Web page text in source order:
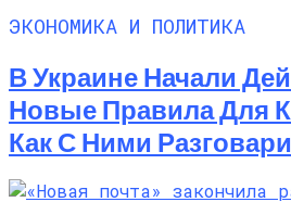
ЭКОНОМИКА И ПОЛИТИКА
В Украине Начали
Новые Правила Для
Как С Ними